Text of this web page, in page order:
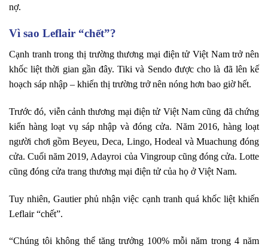
nợ.
Vì sao Leflair “chết”?
Cạnh tranh trong thị trường thương mại điện tử Việt Nam trở nên
khốc liệt thời gian gần đây. Tiki và Sendo được cho là đã lên kế
hoạch sáp nhập – khiến thị trường trở nên nóng hơn bao giờ hết.
Trước đó, viễn cảnh thương mại điện tử Việt Nam cũng đã chứng
kiến hàng loạt vụ sáp nhập và đóng cửa. Năm 2016, hàng loạt
người chơi gồm Beyeu, Deca, Lingo, Hodeal và Muachung đóng
cửa. Cuối năm 2019, Adayroi của Vingroup cũng đóng cửa. Lotte
cũng đóng cửa trang thương mại điện tử của họ ở Việt Nam.
Tuy nhiên, Gautier phủ nhận việc cạnh tranh quá khốc liệt khiến
Leflair “chết”.
“Chúng tôi không thể tăng trưởng 100% mỗi năm trong 4 năm